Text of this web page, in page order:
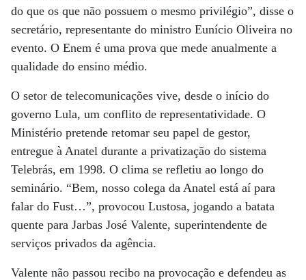
do que os que não possuem o mesmo privilégio”, disse o
secretário, representante do ministro Eunício Oliveira no
evento. O Enem é uma prova que mede anualmente a
qualidade do ensino médio.
O setor de telecomunicações vive, desde o início do
governo Lula, um conflito de representatividade. O
Ministério pretende retomar seu papel de gestor,
entregue à Anatel durante a privatização do sistema
Telebrás, em 1998. O clima se refletiu ao longo do
seminário. “Bem, nosso colega da Anatel está aí para
falar do Fust…”, provocou Lustosa, jogando a batata
quente para Jarbas José Valente, superintendente de
serviços privados da agência.
Valente não passou recibo na provocação e defendeu as